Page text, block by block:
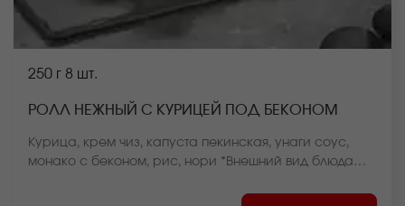
250 г 8 шт.
РОЛЛ НЕЖНЫЙ С КУРИЦЕЙ ПОД БЕКОНОМ
Курица, крем чиз, капуста пекинская, унаги соус,
монако с беконом, рис, нори *Внешний вид блюда